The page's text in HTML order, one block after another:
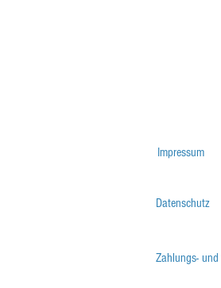
Impressum
Datenschutz
Zahlungs-